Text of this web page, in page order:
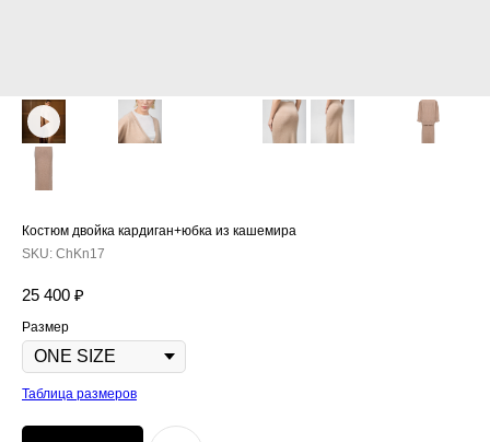
Костюм двойка кардиган+юбка из кашемира
SKU: ChKn17
25 400 ₽
Размер
Таблица размеров